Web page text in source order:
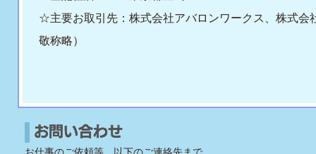
☆主要お取引先：株式会社アバロンワークス、株式会
敬称略）